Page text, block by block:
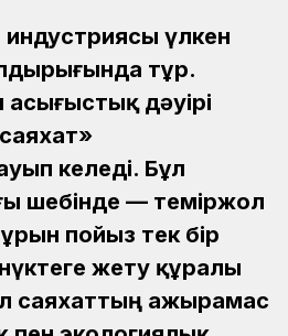
индустриясы үлкен
тұр.
дәуірі
келеді. Бұл
шебінде — теміржол
пойыз тек бір
жету құралы
саяхаттың ажырамас